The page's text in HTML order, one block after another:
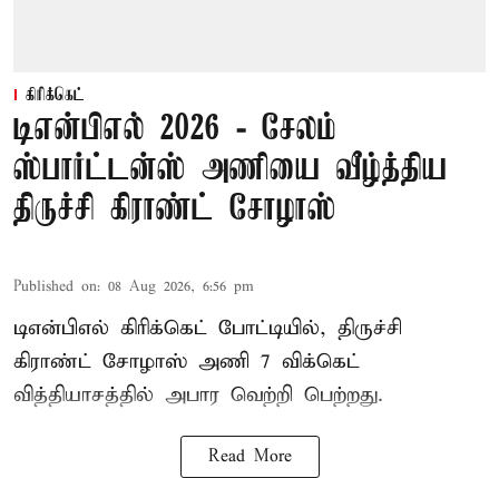
கிரிக்கெட்
டிஎன்பிஎல் 2026 - சேலம்
ஸ்பார்ட்டன்ஸ் அணியை வீழ்த்திய
திருச்சி கிராண்ட் சோழாஸ்
Published on: 08 Aug 2026, 6:56 pm
டிஎன்பிஎல் கிரிக்கெட் போட்டியில், திருச்சி
கிராண்ட் சோழாஸ் அணி 7 விக்கெட்
வித்தியாசத்தில் அபார வெற்றி பெற்றது.
Read More